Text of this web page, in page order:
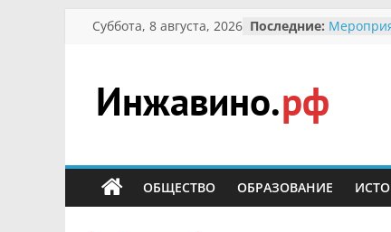
Перейти
Суббота, 8 августа, 2026 Последние:
Ученики
Инжавино.рф
сельский
портал
ОБЩЕСТВО ОБРАЗОВАНИЕ